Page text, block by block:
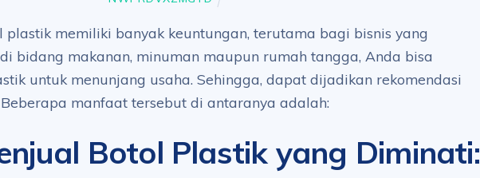
plastik memiliki banyak keuntungan, terutama bagi bisnis yang
bidang makanan, minuman maupun rumah tangga, Anda bisa
untuk menunjang usaha. Sehingga, dapat dijadikan rekomendasi
manfaat tersebut di antaranya adalah:
Botol Plastik yang Diminati: